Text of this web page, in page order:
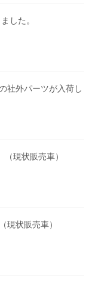
した。
社外パーツが入荷し
現状販売車）
状販売車）